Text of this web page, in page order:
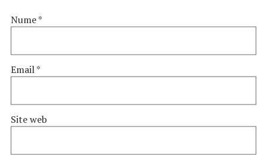
Nume*
Email*
Site web